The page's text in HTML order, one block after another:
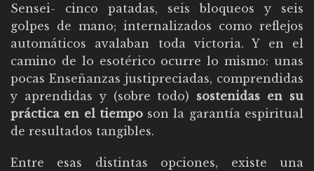
Sensei- cinco patadas, seis bloqueos y seis
golpes de mano; internalizados como reflejos
automáticos avalaban toda victoria. Y en el
camino de lo esotérico ocurre lo mismo: unas
pocas Enseñanzas justipreciadas, comprendidas
y aprendidas y (sobre todo) sostenidas en su
práctica en el tiempo son la garantía espiritual
de resultados tangibles.
Entre esas distintas opciones, existe una